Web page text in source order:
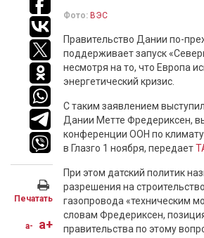
Печатать
a- a+
Фото: ВЭС
Правительство Дании по-
поддерживает запуск
несмотря на то, что Европа
энергетический кризис.
С таким заявлением
Дании Метте Фредериксен,
конференции ООН по
в Глазго 1 ноября, передает
При этом датский политик
разрешения на
газопровода «техническим
словам Фредериксен,
правительства по этому